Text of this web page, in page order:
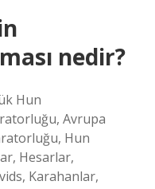
nedir?
Hun
Avrupa
Hun
Hesarlar,
Karahanlar,